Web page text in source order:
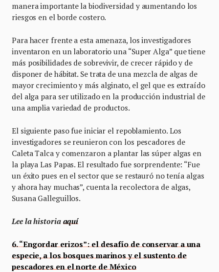
manera importante la biodiversidad y aumentando los
riesgos en el borde costero.
Para hacer frente a esta amenaza, los investigadores
inventaron en un laboratorio una “Super Alga” que tiene
más posibilidades de sobrevivir, de crecer rápido y de
disponer de hábitat. Se trata de una mezcla de algas de
mayor crecimiento y más alginato, el gel que es extraído
del alga para ser utilizado en la producción industrial de
una amplia variedad de productos.
El siguiente paso fue iniciar el repoblamiento. Los
investigadores se reunieron con los pescadores de
Caleta Talca y comenzaron a plantar las súper algas en
la playa Las Papas. El resultado fue sorprendente: “Fue
un éxito pues en el sector que se restauró no tenía algas
y ahora hay muchas”, cuenta la recolectora de algas,
Susana Galleguillos.
Lee la historia aquí
6. “Engordar erizos”: el desafío de conservar a una
especie, a los bosques marinos y el sustento de
pescadores en el norte de México